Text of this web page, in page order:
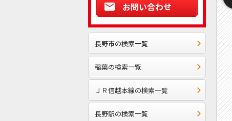
お問い合わせ
長野市の検索一覧
稲葉の検索一覧
ＪＲ信越本線の検索一覧
長野駅の検索一覧